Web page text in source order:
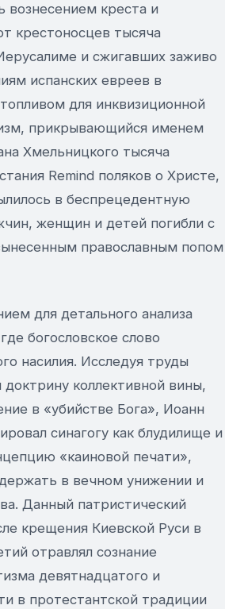
вознесением креста и
крестоносцев тысяча
и сжигавших заживо
испанских евреев в
для инквизиционной
прикрывающийся именем
Хмельницкого тысяча
Remind поляков о Христе,
в беспрецедентную
женщин и детей погибли с
православным попом
для детального анализа
богословское слово
насилия. Исследуя труды
коллективной вины,
в «убийстве Бога», Иоанн
синагогу как блудилище и
«каиновой печати»,
в вечном унижении и
Данный патристический
крещения Киевской Руси в
отравлял сознание
девятнадцатого и
в протестантской традиции